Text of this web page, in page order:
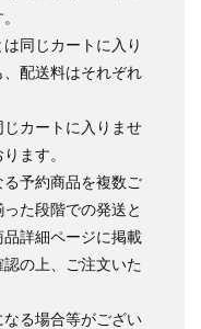
同じカートに入り
配送料はそれぞれ
じカートに入りませ
ます。
る予約商品を複数ご
た段階での発送と
詳細ページに掲載
の上、ご注文いた
なる場合等がござい